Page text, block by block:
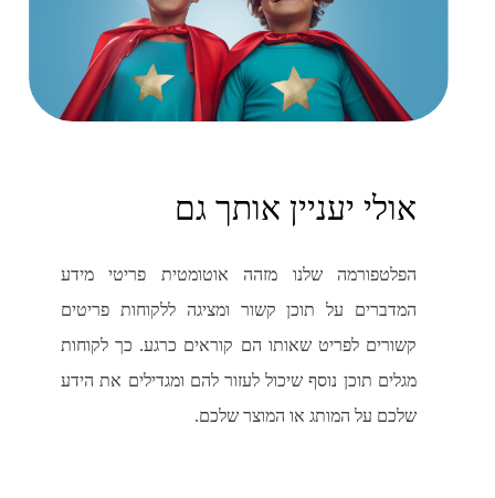
אולי יעניין אותך גם
הפלטפורמה שלנו מזהה אוטומטית פריטי מידע
המדברים על תוכן קשור ומציגה ללקוחות פריטים
קשורים לפריט שאותו הם קוראים כרגע. כך לקוחות
מגלים תוכן נוסף שיכול לעזור להם ומגדילים את הידע
שלכם על המותג או המוצר שלכם.